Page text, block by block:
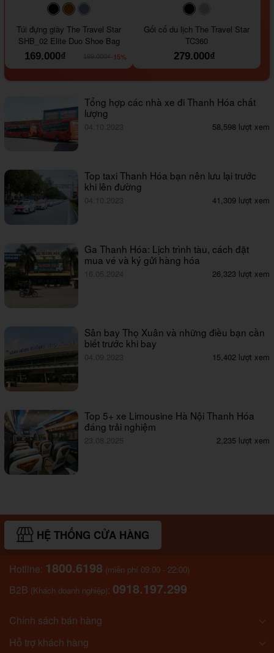
#000000#964B00
Túi đựng giày The Travel Star
SHB_02 Elite Duo Shoe Bag
169.000₫
-15%
#000000
Gối cổ du lịch The Travel Star
TC360
279.000₫
Tổng hợp các nhà xe đi Thanh Hóa chất
lượng
04.10.2023 58,598 lượt xem
Top taxi Thanh Hóa bạn nên lưu lại trước
khi lên đường
04.10.2023 41,309 lượt xem
Ga Thanh Hóa: Lịch trình tàu, cách đặt
mua vé và ký gửi hàng hóa
16.05.2024 26,323 lượt xem
Sân bay Thọ Xuân và những điều bạn cần
biết trước khi bay
04.09.2023 15,402 lượt xem
Top 5+ xe Limousine Hà Nội Thanh Hóa
đáng trải nghiệm
23.08.2025 2,235 lượt xem
HỆ THỐNG CỬA HÀNG
Hotline: 1800.6198 (miễn phí 09:00 - 22:00)
B2B (Khách doanh nghiệp): 0918.197.299
Chính sách bán hàng
Hỗ trợ khách hàng